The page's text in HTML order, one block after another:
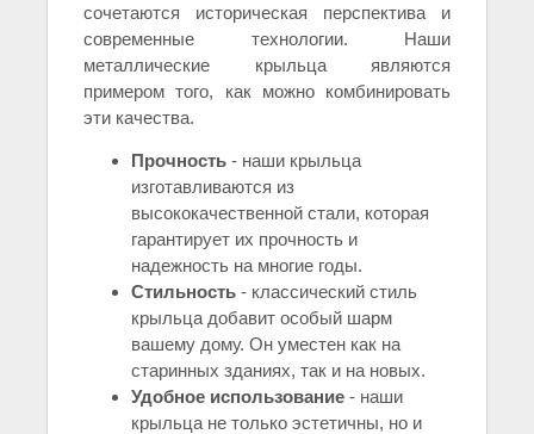
сочетаются историческая перспектива и
современные технологии. Наши
металлические крыльца являются
примером того, как можно комбинировать
эти качества.
Прочность - наши крыльца
изготавливаются из
высококачественной стали, которая
гарантирует их прочность и
надежность на многие годы.
Стильность - классический стиль
крыльца добавит особый шарм
вашему дому. Он уместен как на
старинных зданиях, так и на новых.
Удобное использование - наши
крыльца не только эстетичны, но и